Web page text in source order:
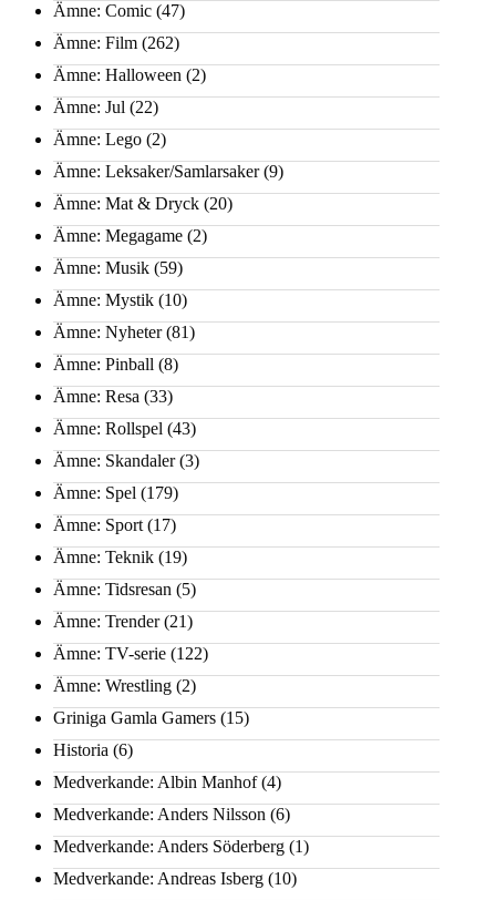
Ämne: Comic (47)
Ämne: Film (262)
Ämne: Halloween (2)
Ämne: Jul (22)
Ämne: Lego (2)
Ämne: Leksaker/Samlarsaker(9)
Ämne: Mat & Dryck (20)
Ämne: Megagame (2)
Ämne: Musik (59)
Ämne: Mystik (10)
Ämne: Nyheter(81)
Ämne: Pinball (8)
Ämne: Resa (33)
Ämne: Rollspel (43)
Ämne: Skandaler(3)
Ämne: Spel (179)
Ämne: Sport (17)
Ämne: Teknik (19)
Ämne: Tidsresan (5)
Ämne: Trender(21)
Ämne: TV-serie (122)
Ämne: Wrestling (2)
Griniga Gamla Gamers (15)
Historia (6)
Medverkande: Albin Manhof(4)
Medverkande: Anders Nilsson (6)
Medverkande: Anders Söderberg (1)
Medverkande: Andreas Isberg (10)